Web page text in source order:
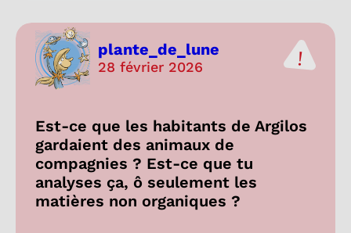
plante_de_lune
28 février 2026
Est-ce que les habitants de Argilos
gardaient des animaux de
compagnies ? Est-ce que tu
analyses ça, ô seulement les
matières non organiques ?